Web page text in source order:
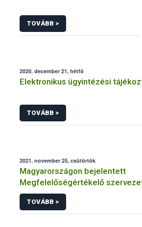
TOVÁBB >
2020. december 21, hétfő
Elektronikus ügyintézési
TOVÁBB >
2021. november 25, csütörtök
Magyarországon bejelentett
Megfelelőségértékelő
TOVÁBB >